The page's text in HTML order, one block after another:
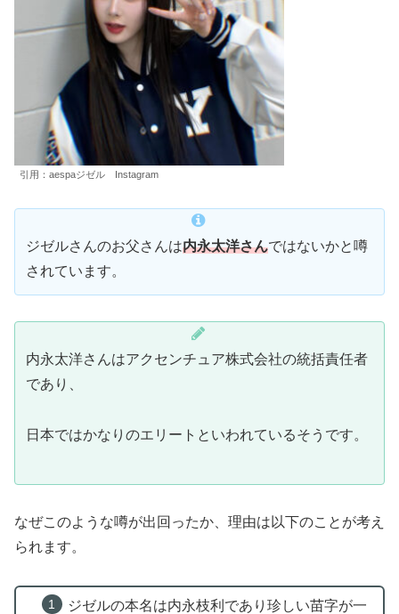
引用：aespaジゼル Instagram
ジゼルさんのお父さんは内永太洋さんではないかと噂
されています。
内永太洋さんはアクセンチュア株式会社の統括責任者
であり、
日本ではかなりのエリートといわれているそうです。
なぜこのような噂が出回ったか、理由は以下のことが考え
られます。
ジゼルの本名は内永枝利であり珍しい苗字が一